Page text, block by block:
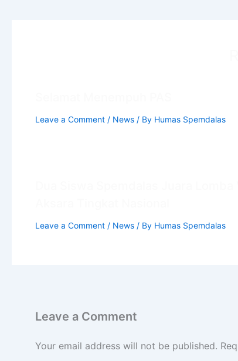
Leave a Comment / News / By Humas Spemdalas
Leave a Comment / News / By Humas Spemdalas
Leave a Comment
Your email address will not be published.